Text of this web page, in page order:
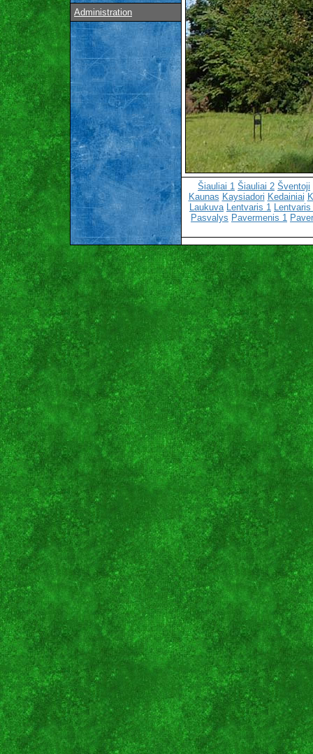
Administration
Šiauliai 1 Šiauliai 2 Šventoji
Kaunas Kaysiadori Kedainiai
Laukuva Lentvaris 1 Lentvaris
Pasvalys Pavermenis 1